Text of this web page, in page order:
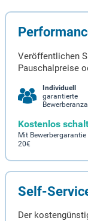
Veröffentlichen
Pauschalpreise
Individuell
garantierte
Kostenlos
Mit
20€
Self-
Der